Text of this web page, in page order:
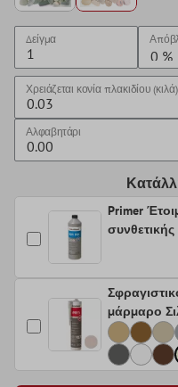
Δείγμα
Χρειάζεται κονία πλακιδίου (κιλά)
Αλφαβητάρι
Primer
μάρμαρο